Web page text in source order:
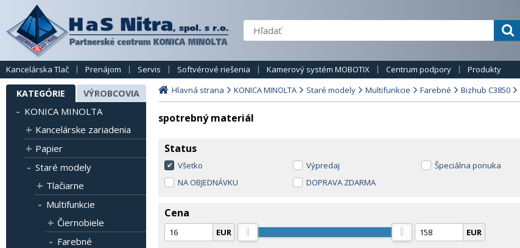
Kancelárska Tlač Prenájom Servis Softvérové riešenia Kamerový systém MOBOTIX Centrum podpory Produkty
KATEGÓRIE VÝROBCOVIA
KONICA MINOLTA
Kancelárske zariadenia
Papier
Staré modely
Tlačiarne
Multifunkcie
Čiernobiele
Farebné
Hlavná strana KONICA MINOLTA Staré modely Multifunkcie Farebné Bizhub C3850
spotrebný materiál
Status
Všetko Výpredaj Špeciálna ponuka
NA OBJEDNÁVKU
DOPRAVA ZDARMA
Cena
EUR EUR